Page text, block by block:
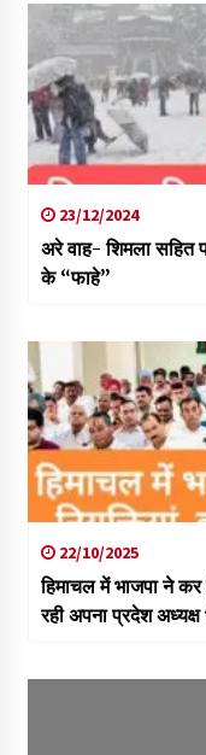
23/12/2024
अरे वाह- शिमला सहित
के “फाहे”
22/10/2025
हिमाचल में भाजपा ने
रही अपना प्रदेश